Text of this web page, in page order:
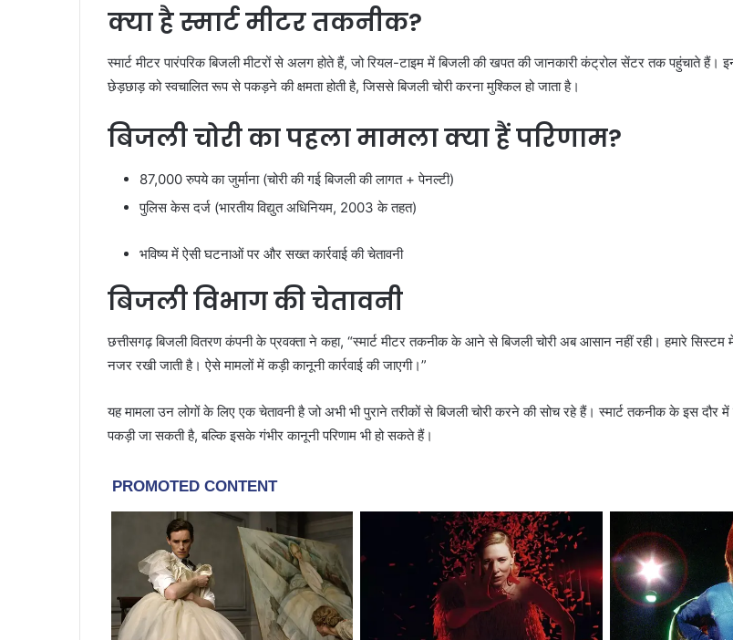
क्या है स्मार्ट मीटर तकनीक?
स्मार्ट मीटर पारंपरिक बिजली मीटरों से अलग होते हैं, जो रियल-टाइम में बिजली की खपत की जानकारी कंट्रोल सेंटर तक पहुंचाते हैं।
छेड़छाड़ को स्वचालित रूप से पकड़ने की क्षमता होती है, जिससे बिजली चोरी करना मुश्किल हो जाता है।
बिजली चोरी का पहला मामला क्या हैं परिणाम?
87,000 रुपये का जुर्माना (चोरी की गई बिजली की लागत + पेनल्टी)
पुलिस केस दर्ज (भारतीय विद्युत अधिनियम, 2003 के तहत)
भविष्य में ऐसी घटनाओं पर और सख्त कार्रवाई की चेतावनी
बिजली विभाग की चेतावनी
छत्तीसगढ़ बिजली वितरण कंपनी के प्रवक्ता ने कहा, “स्मार्ट मीटर तकनीक के आने से बिजली चोरी अब आसान नहीं रही। हमारे सिस्टम
नजर रखी जाती है। ऐसे मामलों में कड़ी कानूनी कार्रवाई की जाएगी।”
यह मामला उन लोगों के लिए एक चेतावनी है जो अभी भी पुराने तरीकों से बिजली चोरी करने की सोच रहे हैं। स्मार्ट तकनीक के इस दौर में
पकड़ी जा सकती है, बल्कि इसके गंभीर कानूनी परिणाम भी हो सकते हैं।